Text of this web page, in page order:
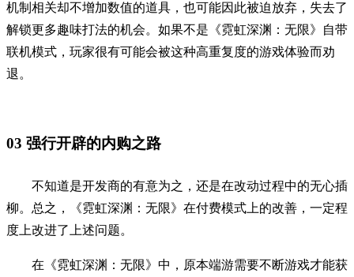
机制相关却不增加数值的道具，也可能因此被迫放弃，失去了
解锁更多趣味打法的机会。如果不是《霓虹深渊：无限》自带
联机模式，玩家很有可能会被这种高重复度的游戏体验而劝
退。
03 强行开辟的内购之路
不知道是开发商的有意为之，还是在改动过程中的无心插
柳。总之，《霓虹深渊：无限》在付费模式上的改善，一定程
度上改进了上述问题。
在《霓虹深渊：无限》中，原本端游需要不断游戏才能获